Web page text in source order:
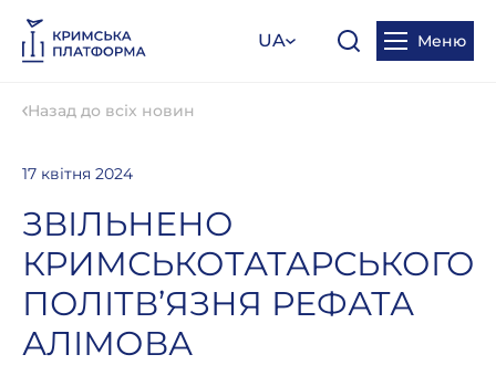
UA Меню
Назад до всіх новин
17 квітня 2024
ЗВІЛЬНЕНО
КРИМСЬКОТАТАРСЬКОГО
ПОЛІТВ’ЯЗНЯ РЕФАТА
АЛІМОВА